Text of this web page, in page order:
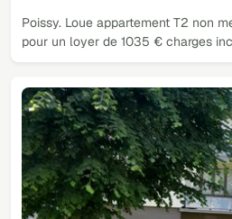
Poissy. Loue appartement T2 non
pour un loyer de 1035 € charges